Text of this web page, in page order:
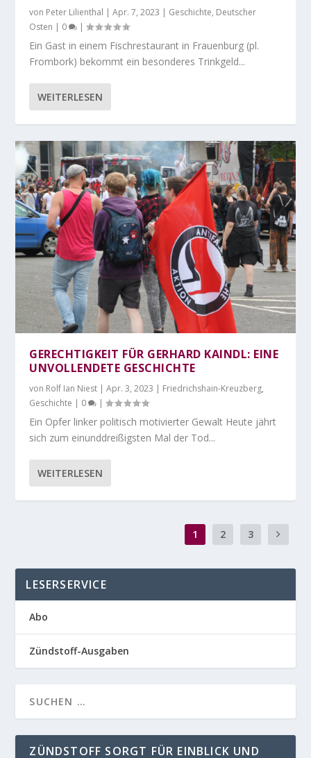
von Peter Lilienthal |Apr. 7, 2023 | Geschichte, Deutscher
Osten | 0 |
Ein Gast in einem Fischrestaurant in Frauenburg (pl.
Frombork) bekommt ein besonderes Trinkgeld...
WEITERLESEN
GERECHTIGKEIT FÜR GERHARD KAINDL: EINE
UNVOLLENDETE GESCHICHTE
von Rolf Ian Niest |Apr. 3, 2023 | Friedrichshain-Kreuzberg,
Geschichte | 0 |
Ein Opfer linker politisch motivierter Gewalt Heute jährt
sich zum einunddreißigsten Mal der Tod...
WEITERLESEN
1 2 3
LESERSERVICE
Abo
Zündstoff-Ausgaben
ZÜNDSTOFF SORGT FÜR EINBLICK UND